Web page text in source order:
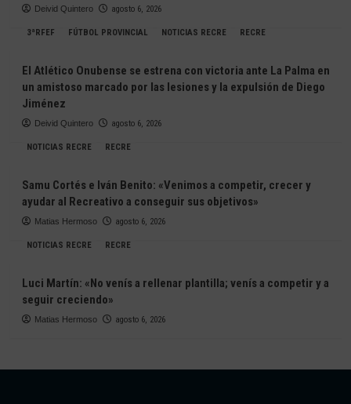
Deivid Quintero agosto 6, 2026
3ªRFEF FÚTBOL PROVINCIAL NOTICIAS RECRE RECRE
El Atlético Onubense se estrena con victoria ante La Palma en
un amistoso marcado por las lesiones y la expulsión de Diego
Jiménez
Deivid Quintero agosto 6, 2026
NOTICIAS RECRE RECRE
Samu Cortés e Iván Benito: «Venimos a competir, crecer y
ayudar al Recreativo a conseguir sus objetivos»
Matias Hermoso agosto 6, 2026
NOTICIAS RECRE RECRE
Luci Martín: «No venís a rellenar plantilla; venís a competir y a
seguir creciendo»
Matias Hermoso agosto 6, 2026